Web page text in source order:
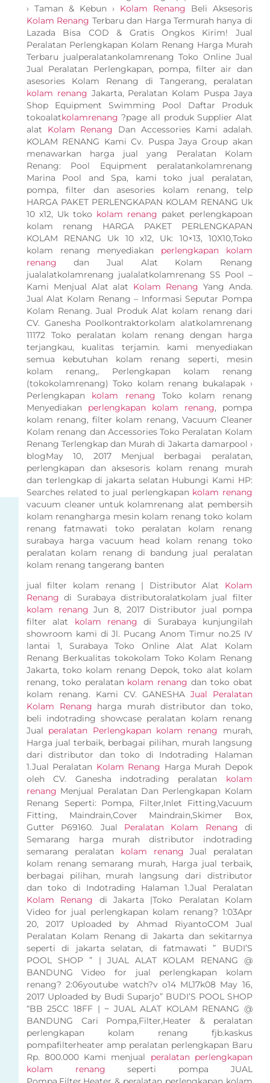
› Taman & Kebun ›Kolam Renang Beli Aksesoris
Kolam Renang Terbaru dan Harga Termurah hanya di
Lazada Bisa COD & Gratis Ongkos Kirim! Jual
Peralatan Perlengkapan Kolam Renang Harga Murah
Terbaru jualperalatankolamrenang Toko Online Jual
Jual Peralatan Perlengkapan, pompa, filter air dan
asesories Kolam Renang di Tangerang, peralatan
kolam renang Jakarta, Peralatan Kolam Puspa Jaya
Shop Equipment Swimming Pool Daftar Produk
tokoalatkolamrenang ?page all produk Supplier Alat
alat Kolam Renang Dan Accessories Kami adalah.
KOLAM RENANG Kami Cv. Puspa Jaya Group akan
menawarkan harga jual yang Peralatan Kolam
Renang: Pool Equipment peralatankolamrenang
Marina Pool and Spa, kami toko jual peralatan,
pompa, filter dan asesories kolam renang, telp
HARGA PAKET PERLENGKAPAN KOLAM RENANG Uk
10 x12, Uk toko kolam renang paket perlengkapoan
kolam renang HARGA PAKET PERLENGKAPAN
KOLAM RENANG Uk 10 x12, Uk: 10×13, 10X10,Toko
kolam renang menyediakan perlengkapan kolam
renang dan Jual Alat Kolam Renang
jualalatkolamrenang jualalatkolamrenang SS Pool –
Kami Menjual Alat alat Kolam Renang Yang Anda.
Jual Alat Kolam Renang – Informasi Seputar Pompa
Kolam Renang. Jual Produk Alat kolam renang dari
CV. Ganesha Poolkontraktorkolam alatkolamrenang
11172 Toko peralatan kolam renang dengan harga
terjangkau, kualitas terjamin. kami menyediakan
semua kebutuhan kolam renang seperti, mesin
kolam renang,. Perlengkapan kolam renang
(tokokolamrenang) Toko kolam renang bukalapak ›
Perlengkapan kolam renang Toko kolam renang
Menyediakan perlengkapan kolam renang, pompa
kolam renang, filter kolam renang, Vacuum Cleaner
Kolam renang dan Accessories Toko Peralatan Kolam
Renang Terlengkap dan Murah di Jakarta damarpool ›
blogMay 10, 2017 Menjual berbagai peralatan,
perlengkapan dan aksesoris kolam renang murah
dan terlengkap di jakarta selatan Hubungi Kami HP:
Searches related to jual perlengkapan kolam renang
vacuum cleaner untuk kolamrenang alat pembersih
kolam renangharga mesin kolam renang toko kolam
renang fatmawati toko peralatan kolam renang
surabaya harga vacuum head kolam renang toko
peralatan kolam renang di bandung jual peralatan
kolam renang tangerang banten
jual filter kolam renang | Distributor Alat Kolam
Renang di Surabaya distributoralatkolam jual filter
kolam renang Jun 8, 2017 Distributor jual pompa
filter alat kolam renang di Surabaya kunjungilah
showroom kami di Jl. Pucang Anom Timur no.25 IV
lantai 1, Surabaya Toko Online Alat Alat Kolam
Renang Berkualitas tokokolam Toko Kolam Renang
Jakarta, toko kolam renang Depok, toko alat kolam
renang, toko peralatankolam renang dan toko obat
kolam renang. Kami CV. GANESHA Jual Peralatan
Kolam Renang harga murah distributor dan toko,
beli indotrading showcase peralatan kolam renang
Jual peralatan Perlengkapan kolam renang murah,
Harga jual terbaik, berbagai pilihan, murah langsung
dari distributor dan toko di Indotrading Halaman
1.Jual Peralatan Kolam Renang Harga Murah Depok
oleh CV. Ganesha indotrading peralatan kolam
renang Menjual Peralatan Dan Perlengkapan Kolam
Renang Seperti: Pompa, Filter,Inlet Fitting,Vacuum
Fitting, Maindrain,Cover Maindrain,Skimer Box,
Gutter P69160. Jual Peralatan Kolam Renang di
Semarang harga murah distributor indotrading
semarang peralatan kolam renang Jual peralatan
kolam renang semarang murah, Harga jual terbaik,
berbagai pilihan, murah langsung dari distributor
dan toko di Indotrading Halaman 1.Jual Peralatan
Kolam Renang di Jakarta |Toko Peralatan Kolam
Video for jual perlengkapan kolam renang? 1:03Apr
20, 2017 Uploaded by Ahmad RiyantoCOM Jual
Peralatan Kolam Renang di Jakarta dan sekitarnya
seperti di jakarta selatan, di fatmawati ” BUDI’S
POOL SHOP ” | JUAL ALAT KOLAM RENANG @
BANDUNG Video for jual perlengkapan kolam
renang? 2:06youtube watch?v o14 ML17k08 May 16,
2017 Uploaded by Budi Suparjo” BUDI’S POOL SHOP
“BB 25CC 18FF | ~ JUAL ALAT KOLAM RENANG @
BANDUNG Cari Pompa,Filter,Heater & peralatan
perlengkapan kolam renang fjb.kaskus
pompafilterheater amp peralatan perlengkapan Baru
Rp. 800.000 Kami menjual peralatan perlengkapan
kolam renang seperti pompa JUAL